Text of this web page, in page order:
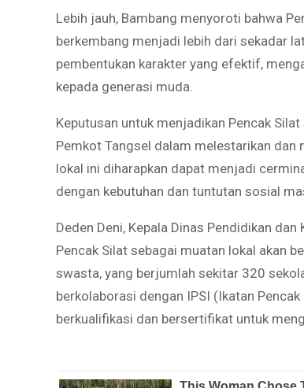
Lebih jauh, Bambang menyoroti bahwa
berkembang menjadi lebih dari sekadar
pembentukan karakter yang efektif,
kepada generasi muda.
Keputusan untuk menjadikan Pencak
Pemkot Tangsel dalam melestarikan dan
lokal ini diharapkan dapat menjadi
dengan kebutuhan dan tuntutan sosial
Deden Deni, Kepala Dinas Pendidikan
Pencak Silat sebagai muatan lokal akan
swasta, yang berjumlah sekitar 320
berkolaborasi dengan IPSI (Ikatan
berkualifikasi dan bersertifikat untuk